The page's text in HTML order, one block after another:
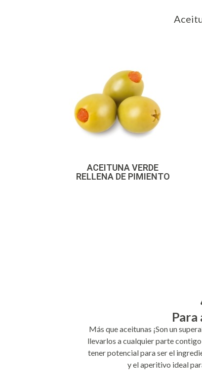
ACEITUNA VERDE
RELLENA DE PIMIENTO
Para
Más que aceitunas ¡Son un
llevarlos a cualquier parte
tener potencial para ser el
y el aperitivo ideal